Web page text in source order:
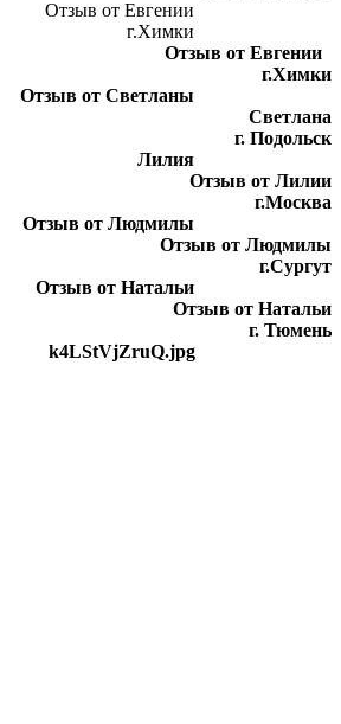
Отзыв от Евгении
г.Химки
Светлана
г. Подольск
Отзыв от Лилии
г.Москва
Отзыв от Людмилы
г.Сургут
Отзыв от Натальи
г. Тюмень